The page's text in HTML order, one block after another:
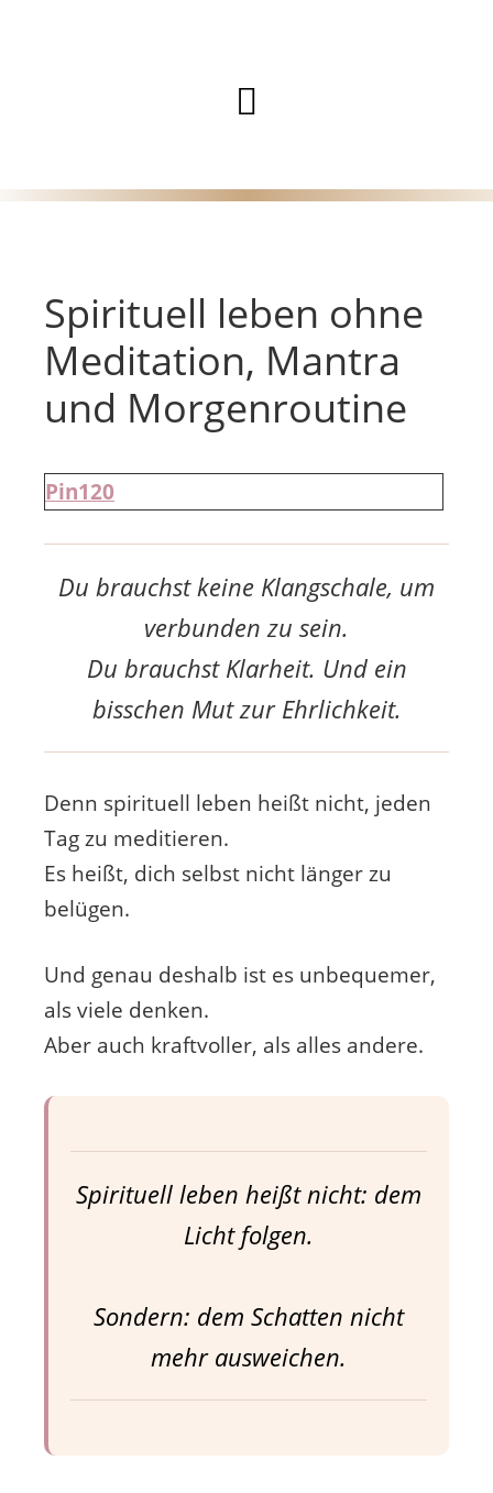
Hauptmenü
Spirituell leben ohne
Meditation, Mantra
und Morgenroutine
Pin120
Du brauchst keine Klangschale, um
verbunden zu sein.
Du brauchst Klarheit. Und ein
bisschen Mut zur Ehrlichkeit.
Denn spirituell leben heißt nicht, jeden
Tag zu meditieren.
Es heißt, dich selbst nicht länger zu
belügen.
Und genau deshalb ist es unbequemer,
als viele denken.
Aber auch kraftvoller, als alles andere.
Spirituell leben heißt nicht: dem
Licht folgen.
Sondern: dem Schatten nicht
mehr ausweichen.